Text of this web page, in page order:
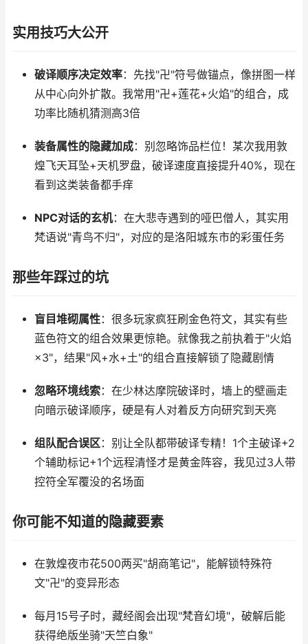
实用技巧大公开
破译顺序决定效率：先找"卍"符号做锚点，像拼图一样
从中心向外扩散。我常用"卍+莲花+火焰"的组合，成
功率比随机猜测高3倍
装备属性的隐藏加成：别忽略饰品栏位！某次我用敦
煌飞天耳坠+天机罗盘，破译速度直接提升40%，现在
看到这类装备都手痒
NPC对话的玄机：在大悲寺遇到的哑巴僧人，其实用
梵语说"青鸟不归"，对应的是洛阳城东市的彩蛋任务
那些年踩过的坑
盲目堆砌属性：很多玩家疯狂刷金色符文，其实有些
蓝色符文的组合效果更惊艳。就像我之前执着于"火焰
×3"，结果"风+水+土"的组合直接解锁了隐藏剧情
忽略环境线索：在少林达摩院破译时，墙上的壁画走
向暗示破译顺序，硬是有人对着反方向研究到天亮
组队配合误区：别让全队都带破译专精！1个主破译+2
个辅助标记+1个远程清怪才是黄金阵容，我见过3人带
控符全军覆没的名场面
你可能不知道的隐藏要素
在敦煌夜市花500两买"胡商笔记"，能解锁特殊符
文"卍"的变异形态
每月15号子时，藏经阁会出现"梵音幻境"，破解后能
获得绝版坐骑"天竺白象"